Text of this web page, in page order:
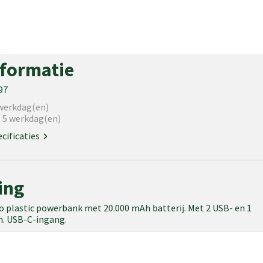
5 werkdag(en)
powerbank met 20.000 mAh batterij. Met 2 USB- en 1
USB-C-ingang.